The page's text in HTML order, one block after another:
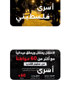
أسرى
فلسطيني
أسرى